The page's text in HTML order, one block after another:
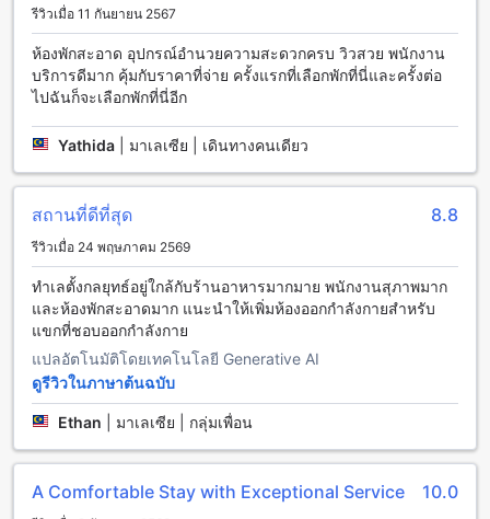
ให้คุณสามารถผ่อนคลายในห้องพักได้อย่างสะดวกสบาย นอกจาก
นี้ยังมีหนังสือพิมพ์รายวันให้คุณอ่านเพื่อประทับใจในช่วงเช้า
นอกจากนี้ยังมีเครื่องเป่าผมให้คุณใช้งานเพื่อให้คุณสามารถแต่ง
ตัวให้สวยงามก่อนออกไปเที่ยวได้อย่างสะดวกสบาย นอกจากนี้ยังมี
โทรทัศน์และเครื่องเล่น DVD ให้คุณสามารถรับชมภาพยนตร์หรือ
เครื่องดื่มและของว่างต่างๆ เพื่อให้คุณสามารถสัมผัสกับความ
สิ่งอำนวยความสะดวกในการรับประทานอาหารที่เอ็ม โฮเต็ล ด่าน
เอ็ม โฮเต็ล ด่านนอก ให้บริการร้านอาหารภายในสถานที่ที่น่าตื่น
เต้นและอบอุ่น ที่นี่คุณสามารถสัมผัสกับบรรยากาศที่เป็นกันเอง
และเพลิดเพลินไปกับอาหารที่อร่อยที่สุดที่เสิร์ฟในร้านอาหาร หาก
คุณต้องการพักผ่อนในห้องพักของคุณ คุณยังสามารถสั่งอาหาร
ผ่านบริการห้องพักได้เช่นกัน นอกจากนี้ยังมีการทำความสะอาด
ห้องประจำวันเพื่อให้คุณได้รับประสบการณ์การพักผ่อนที่ดีที่สุด
และอย่าลืมมาสัมผัสกับบุฟเฟ่ต์อาหารเช้าที่หลากหลายและอร่อย
ที่สุดในเช้าวันที่คุณเข้าพัก
สะดวกสบายของคุณ
รีวิวเมื่อ 11 กันยายน 2567
ห้องพักสะอาด อุปกรณ์อำนวยความสะดวกครบ วิวสวย พนักงาน
บริการดีมาก คุ้มกับราคาที่จ่าย ครั้งแรกที่เลือกพักที่นี่และครั้งต่อ
ไปฉันก็จะเลือกพักที่นี่อีก
Yathida มาเลเซีย | เดินทางคนเดียว
สถานที่ดีที่สุด 8.8
รีวิวเมื่อ 24 พฤษภาคม 2569
ทำเลตั้งกลยุทธ์อยู่ใกล้กับร้านอาหารมากมาย พนักงานสุภาพมาก
และห้องพักสะอาดมาก แนะนำให้เพิ่มห้องออกกำลังกายสำหรับ
แขกที่ชอบออกกำลังกาย
แปลอัตโนมัติโดยเทคโนโลยี Generative AI
ดูรีวิวในภาษาต้นฉบับ
Ethan มาเลเซีย | กลุ่มเพื่อน
A Comfortable Stay with Exceptional Service 10.0